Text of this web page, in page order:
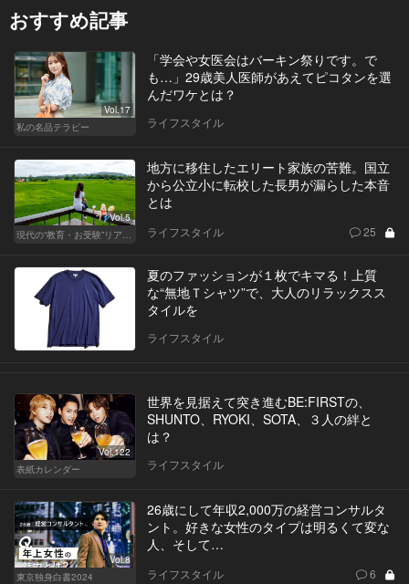
おすすめ記事
Vol.17
私の名品テラピー
「学会や女医会はバーキン祭りです。で
も…」29歳美人医師があえてピコタンを選
んだワケとは？
ライフスタイル
Vol.5
地方に移住したエリート家族の苦難。国立
から公立小に転校した長男が漏らした本音
とは
ライフスタイル 25
夏のファッションが１枚でキマる！上質
な“無地Ｔシャツ”で、大人のリラックスス
タイルを
ライフスタイル
Vol.122
表紙カレンダー
世界を見据えて突き進むBE:FIRSTの、
SHUNTO、RYOKI、SOTA、３人の絆と
は？
ライフスタイル
Vol.8
東京独身白書2024
26歳にして年収2,000万の経営コンサルタ
ント。好きな女性のタイプは明るくて変な
人、そして…
ライフスタイル 6